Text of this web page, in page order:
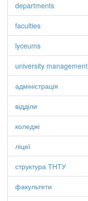
departments
faculties
lyceums
university management
адміністрація
відділи
коледжі
ліцеї
структура ТНТУ
факультети